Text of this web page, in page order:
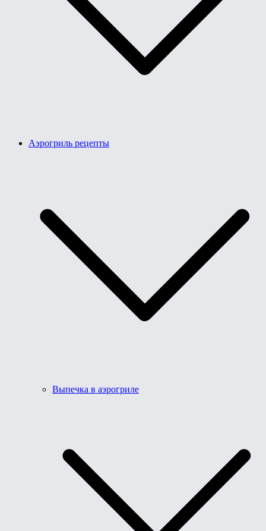
Аэрогриль рецепты
Выпечка в аэрогриле